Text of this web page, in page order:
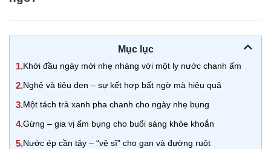
Mục lục
1.Khởi đầu ngày mới nhẹ nhàng với một ly nước chanh ấm
2.Nghệ và tiêu đen – sự kết hợp bất ngờ mà hiệu quả
3.Một tách trà xanh pha chanh cho ngày nhẹ bụng
4.Gừng – gia vị ấm bụng cho buổi sáng khỏe khoắn
5.Nước ép cần tây – “vệ sĩ” cho gan và đường ruột